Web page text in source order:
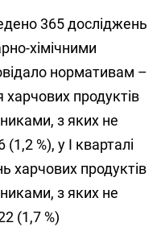
365 досліджень
хімічними
нормативам –
харчових продуктів
з яких не
%), у І кварталі
харчових продуктів
з яких не
(1,7 %)